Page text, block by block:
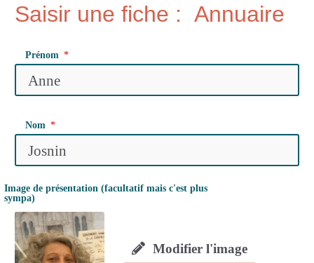
Saisir une fiche : Annuaire
Prénom
Nom
Image de présentation (facultatif mais c'est plus
sympa)
Modifier l'image